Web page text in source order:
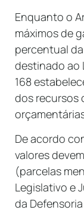
Enquanto o
máximos de
percentual
destinado ao
168
dos recursos
De acordo
valores
(parcelas
Legislativo e
da